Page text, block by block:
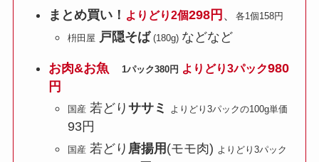
まとめ買い！ よりどり2個298円 、各1個158円
枡田屋 戸隠そば (180g) などなど
お肉&お魚 1パック380円 よりどり3パック980
円
国産 若どりササミ よりどり3パックの100g単価
93円
国産 若どり 唐揚用 (モモ肉) よりどり3パック